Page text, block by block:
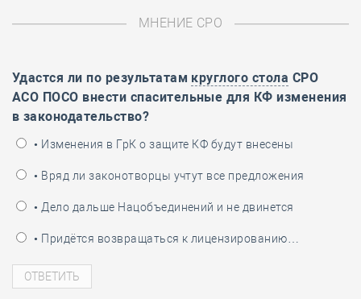
МНЕНИЕ СРО
Удастся ли по результатам круглого стола СРО
АСО ПОСО внести спасительные для КФ изменения
в законодательство?
• Изменения в ГрК о защите КФ будут внесены
• Вряд ли законотворцы учтут все предложения
• Дело дальше Нацобъединений и не двинется
• Придётся возвращаться к лицензированию…